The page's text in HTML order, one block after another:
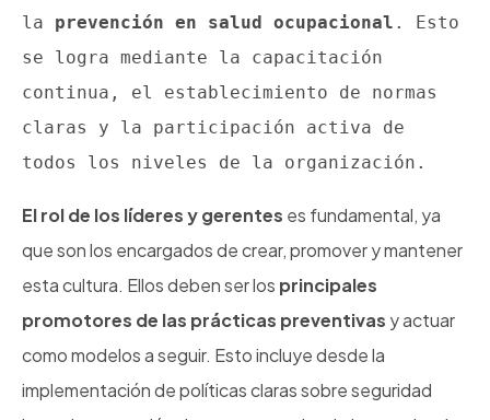
la prevención en salud ocupacional . Esto
se logra mediante la capacitación
continua, el establecimiento de normas
claras y la participación activa de
todos los niveles de la organización.
El rol de los líderes y gerentes es fundamental, ya
que son los encargados de crear, promover y mantener
esta cultura. Ellos deben ser los principales
promotores de las prácticas preventivas y actuar
como modelos a seguir. Esto incluye desde la
implementación de políticas claras sobre seguridad